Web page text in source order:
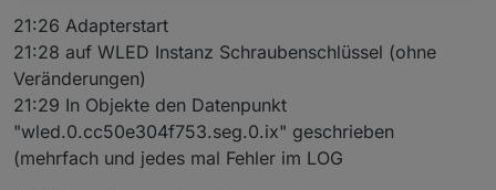
21:26 Adapterstart
21:28 auf WLED Instanz Schraubenschlüssel (ohne
Veränderungen)
21:29 In Objekte den Datenpunkt
"wled.0.cc50e304f753.seg.0.ix" geschrieben
(mehrfach und jedes mal Fehler im LOG